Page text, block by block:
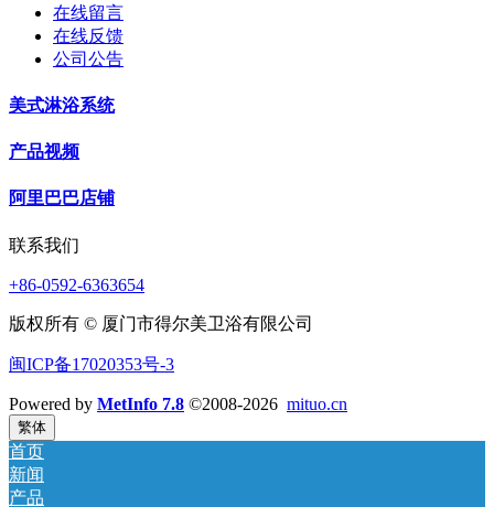
在线留言
在线反馈
公司公告
美式淋浴系统
产品视频
阿里巴巴店铺
联系我们
+86-0592-6363654
版权所有 © 厦门市得尔美卫浴有限公司
闽ICP备17020353号-3
Powered by MetInfo 7.8 ©2008-2026 mituo.cn
繁体
首页
新闻
产品